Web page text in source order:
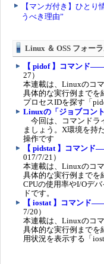
Linux ＆ OSS フォー
【 pidof 】コマンド
27）
本連載は、Linuxのコ
具体的な実行例までを
プロセスIDを探す「
Linuxの「ジョブコン
今回は、コマンドラ
ましょう。X環境を持
操作です
【 pidstat 】コマン
017/7/21）
本連載は、Linuxのコ
具体的な実行例までを
CPUの使用率やI/Oデ
ドです。
【 iostat 】コマンド
7/20）
本連載は、Linuxのコ
具体的な実行例までを
用状況を表示する「